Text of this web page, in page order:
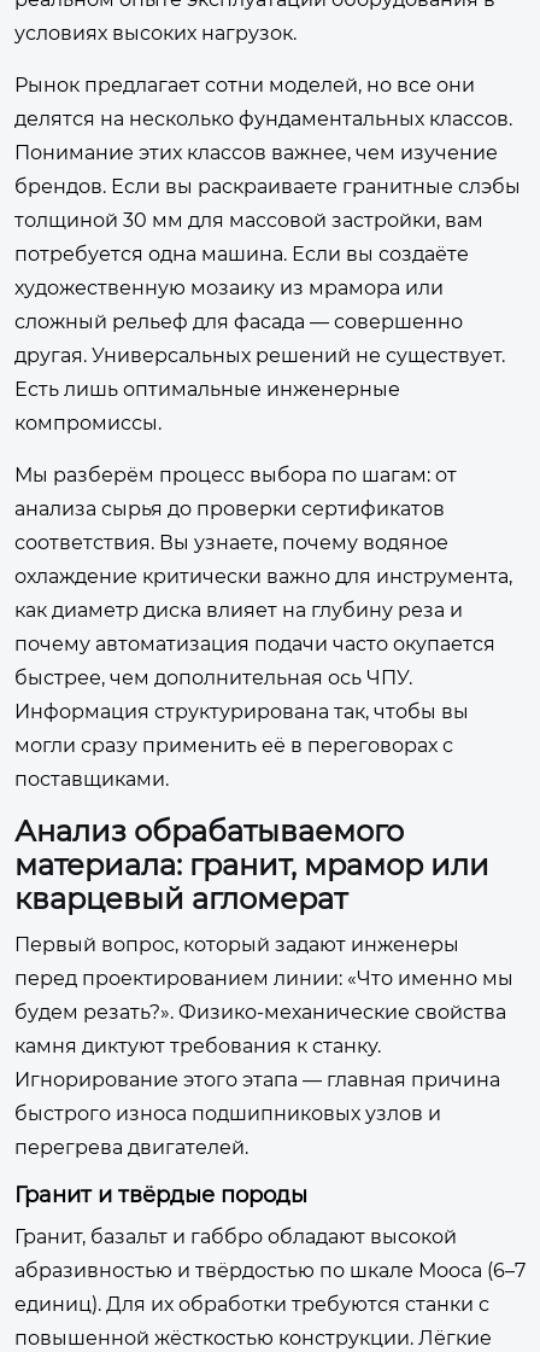
условиях высоких нагрузок.
Рынок предлагает сотни моделей, но все они
делятся на несколько фундаментальных классов.
Понимание этих классов важнее, чем изучение
брендов. Если вы раскраиваете гранитные слэбы
толщиной 30 мм для массовой застройки, вам
потребуется одна машина. Если вы создаёте
художественную мозаику из мрамора или
сложный рельеф для фасада — совершенно
другая. Универсальных решений не существует.
Есть лишь оптимальные инженерные
компромиссы.
Мы разберём процесс выбора по шагам: от
анализа сырья до проверки сертификатов
соответствия. Вы узнаете, почему водяное
охлаждение критически важно для инструмента,
как диаметр диска влияет на глубину реза и
почему автоматизация подачи часто окупается
быстрее, чем дополнительная ось ЧПУ.
Информация структурирована так, чтобы вы
могли сразу применить её в переговорах с
поставщиками.
Анализ обрабатываемого
материала: гранит, мрамор или
кварцевый агломерат
Первый вопрос, который задают инженеры
перед проектированием линии: «Что именно мы
будем резать?». Физико-механические свойства
камня диктуют требования к станку.
Игнорирование этого этапа — главная причина
быстрого износа подшипниковых узлов и
перегрева двигателей.
Гранит и твёрдые породы
Гранит, базальт и габбро обладают высокой
абразивностью и твёрдостью по шкале Мооса (6–7
единиц). Для их обработки требуются станки с
повышенной жёсткостью конструкции. Лёгкие